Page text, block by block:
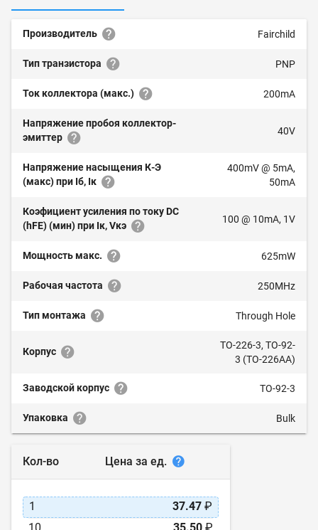
Производитель Fairchild
Тип транзистора PNP
Ток коллектора (макс.) 200mA
Напряжение пробоя коллектор-
эмиттер
40V
Напряжение насыщения К-Э
(макс) при Iб, Iк
400mV @ 5mA,
50mA
Коэфициент усиления по току DC
(hFE) (мин) при Iк, Vкэ
100 @ 10mA, 1V
Мощность макс. 625mW
Рабочая частота 250MHz
Тип монтажа Through Hole
Корпус
TO-226-3, TO-92-
3 (TO-226AA)
Заводской корпус TO-92-3
Упаковка Bulk
Кол-во Цена за ед.
1 37.47 ₽